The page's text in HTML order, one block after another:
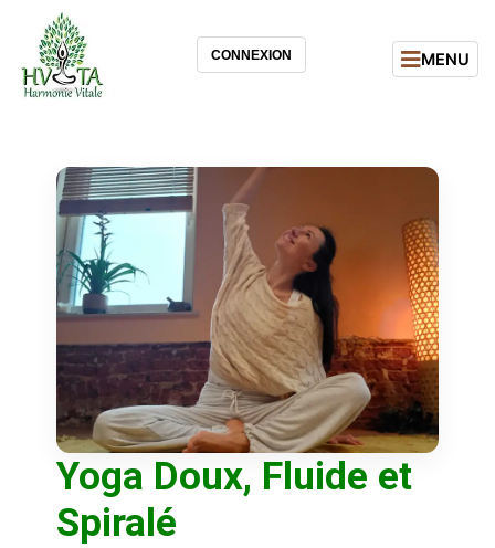
CONNEXION MENU
Yoga Doux, Fluide et
Spiralé